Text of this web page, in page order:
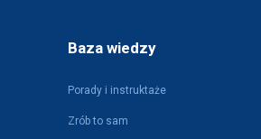
Baza wiedzy
Porady i instruktaże
Zrób to sam